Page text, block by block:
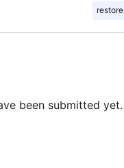
restore
been submitted yet.